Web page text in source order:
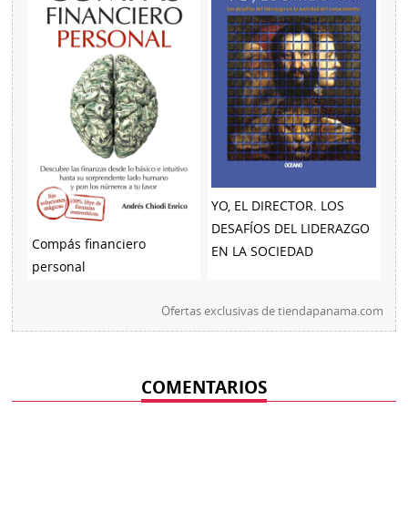
Compás financiero
personal
YO, EL DIRECTOR. LOS
DESAFÍOS DEL LIDERAZGO
EN LA SOCIEDAD
Ofertas exclusivas detiendapanama.com
COMENTARIOS